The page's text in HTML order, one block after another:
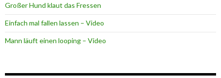
Großer Hund klaut das Fressen
Einfach mal fallen lassen – Video
Mann läuft einen looping – Video